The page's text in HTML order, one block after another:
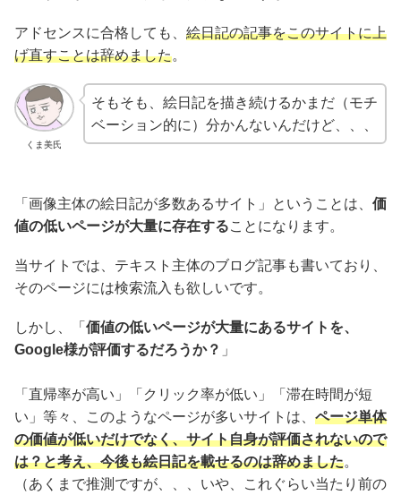
アドセンスに合格しても、 絵日記の記事をこのサイトに上
げ直すことは辞めました。
くま美氏
そもそも、絵日記を描き続けるかまだ（モチ
ベーション的に）分かんないんだけど、、、
「画像主体の絵日記が多数あるサイト」ということは、 価
値の低いページが大量に存在することになります。
当サイトでは、テキスト主体のブログ記事も書いており、
そのページには検索流入も欲しいです。
しかし、「 価値の低いページが大量にあるサイトを、
Google様が評価するだろうか？ 」
「直帰率が高い」「クリック率が低い」「滞在時間が短
い」等々、このようなページが多いサイトは、 ページ単体
の価値が低いだけでなく、サイト自身が評価されないので
は？と考え、今後も絵日記を載せるのは辞めました。
（あくまで推測ですが、、、いや、これぐらい当たり前の